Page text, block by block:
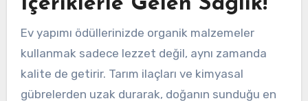
Ev yapımı ödüllerinizde organik malzemeler
kullanmak sadece lezzet değil, aynı zamanda
kalite de getirir. Tarım ilaçları ve kimyasal
gübrelerden uzak durarak, doğanın sunduğu en